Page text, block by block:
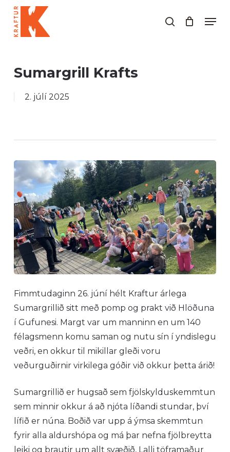
Skip
main
search
Sumargrill Krafts
2. júlí 2025
Fimmtudaginn 26. júní hélt Kraftur árlega
Sumargrillið sitt með pomp og prakt við Hlöðuna
í Gufunesi. Margt var um manninn en um 140
félagsmenn komu saman og nutu sín í yndislegu
veðri, en okkur til mikillar gleði voru
veðurguðirnir virkilega góðir við okkur þetta árið!
Sumargrillið er hugsað sem fjölskylduskemmtun
sem minnir okkur á að njóta líðandi stundar, því
lífið er núna. Boðið var upp á ýmsa skemmtun
fyrir alla aldurshópa og má þar nefna fjölbreytta
leiki og þrautir um allt svæðið, Lalli töframaður